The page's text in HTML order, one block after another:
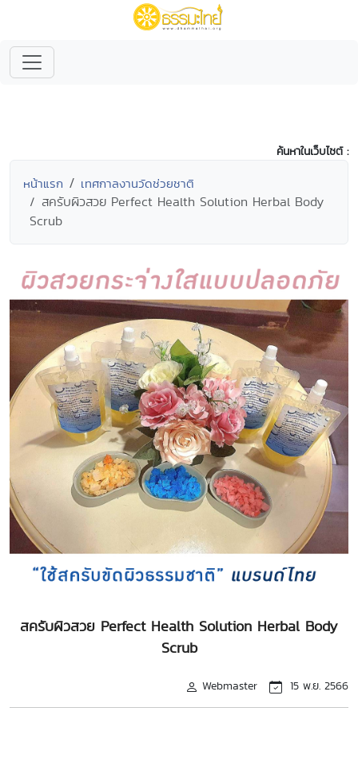
ค้นหาในเว็บไซต์ :
หน้าแรก เทศกาลงานวัดช่วยชาติ
สครับผิวสวย Perfect Health Solution Herbal Body
Scrub
สครับผิวสวย Perfect Health Solution Herbal Body
Scrub
Webmaster 15 พ.ย. 2566